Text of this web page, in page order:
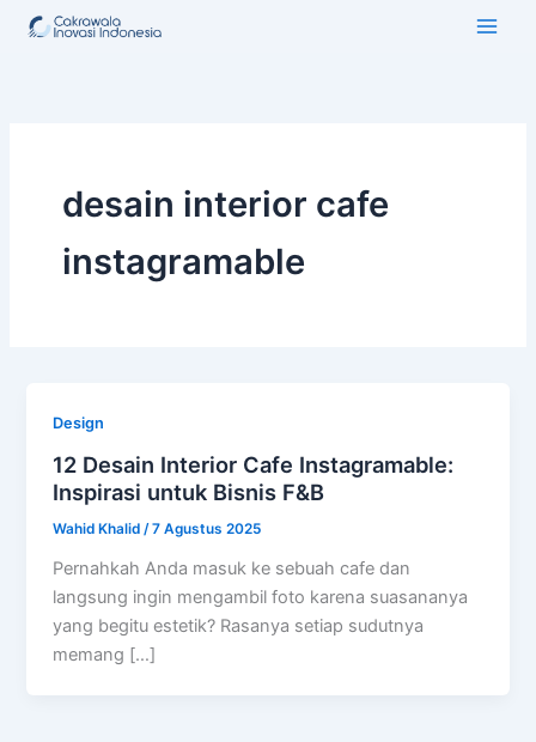
Lewati
desain interior cafe
instagramable
Design
12 Desain Interior Cafe Instagramable:
Inspirasi untuk Bisnis F&B
Wahid Khalid/7 Agustus 2025
Pernahkah Anda masuk ke sebuah cafe dan
langsung ingin mengambil foto karena suasananya
yang begitu estetik? Rasanya setiap sudutnya
memang […]